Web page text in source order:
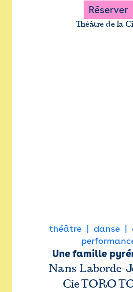
Réserver
Théâtre de la
théâtre danse
Une famille
Nans Laborde-
Cie TORO